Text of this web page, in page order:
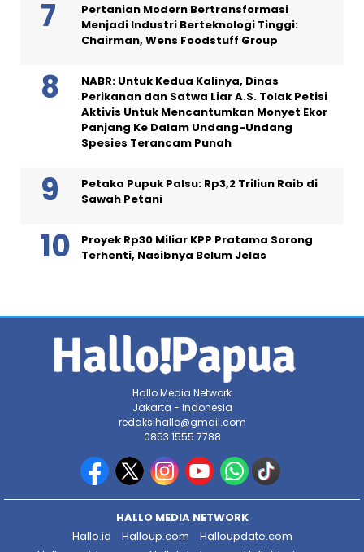
Pertanian Modern Bertransformasi
Menjadi Industri Berteknologi Tinggi:
Chairman, Wens Foodstuff Group
NABR: Untuk Kedua Kalinya, Dinas
Perikanan dan Satwa Liar A.S. Tolak Petisi
Aktivis Untuk Mencantumkan Monyet Ekor
Panjang Ke Dalam Undang-Undang
Spesies Terancam Punah
Petaka Pupuk Palsu: Rp3,2 Triliun Raib di
Sawah Petani
Proyek Rp30 Miliar KPP Pratama Sorong
Terhenti, Nasibnya Belum Jelas
Hallo Media Network
Jakarta - Indonesia
redaksihallo@gmail.com
0853 1555 7788
HALLO MEDIA NETWORK
Hallo.id
Halloup.com
Halloupdate.com